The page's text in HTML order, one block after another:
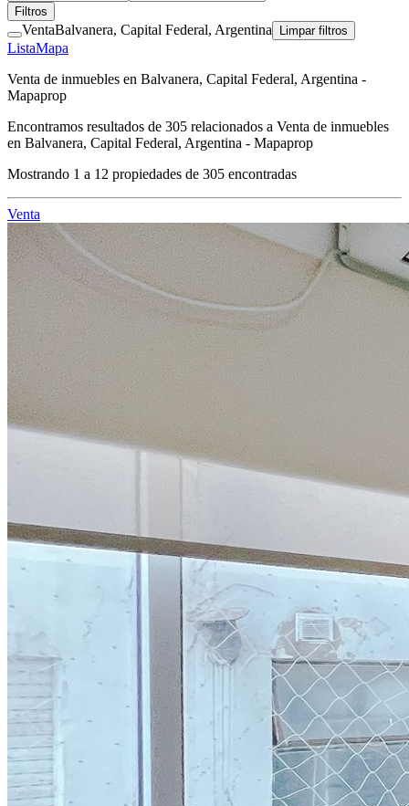
Filtros
VentaBalvanera, Capital Federal, Argentina Limpar filtros
ListaMapa
Venta de inmuebles en Balvanera, Capital Federal, Argentina -
Mapaprop
Encontramos resultados de 305 relacionados a Venta de inmuebles
en Balvanera, Capital Federal, Argentina - Mapaprop
Mostrando 1 a 12 propiedades de 305 encontradas
Venta